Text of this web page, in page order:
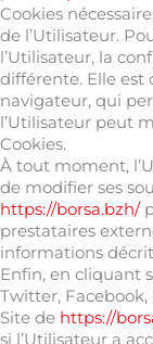
Cookies
de l’Utilisateur.
l’Utilisateur, la
différente. Elle est
navigateur, qui
l’Utilisateur peut
Cookies.
À tout moment,
de modifier ses
https://borsa.bzh/
prestataires
informations
Enfin, en cliquant
Twitter,
Site de https://
si l’Utilisateur a